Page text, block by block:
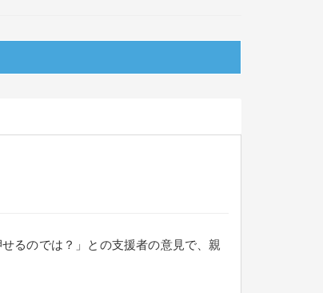
るのでは？」との支援者の意見で、親